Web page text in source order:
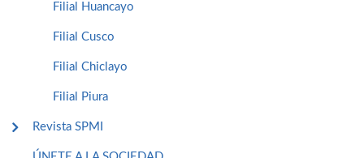
Filial Huancayo
Filial Cusco
Filial Chiclayo
Filial Piura
Revista SPMI